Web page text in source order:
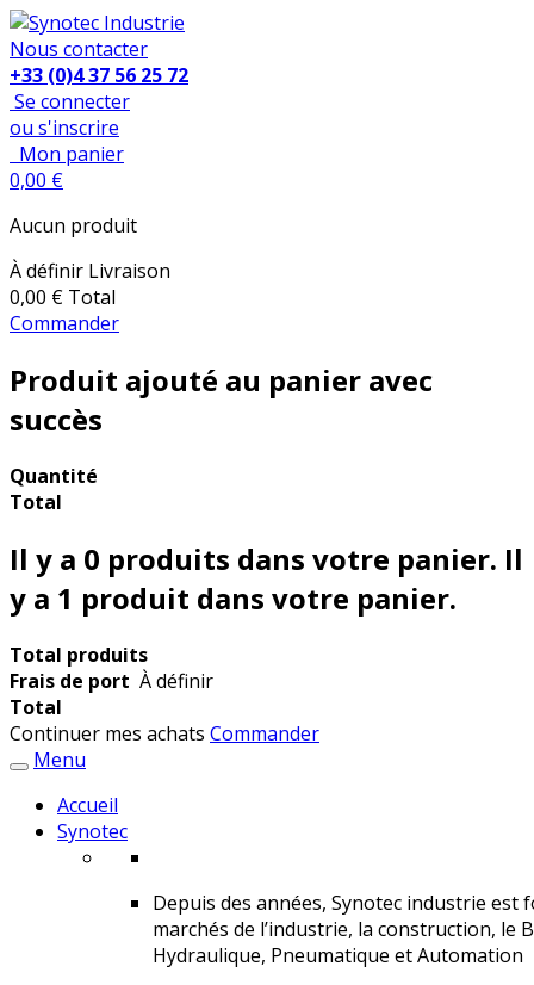
Nous contacter
+33 (0)4 37 56 25 72
Se connecter
ou s'inscrire
Mon panier
0,00 €
Aucun produit
À définir Livraison
0,00 € Total
Commander
Produit ajouté au panier avec
succès
Quantité
Total
Il y a 0 produits dans votre panier. Il
y a 1 produit dans votre panier.
Total produits
Frais de port À définir
Total
Continuer mes achats Commander
Menu
Accueil
Synotec
Depuis des années, Synotec industrie
marchés de l’industrie, la construction, le
Hydraulique, Pneumatique et Automation